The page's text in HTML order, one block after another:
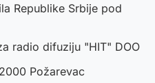
Republike Srbije pod
radio difuziju "HIT" DOO
Požarevac